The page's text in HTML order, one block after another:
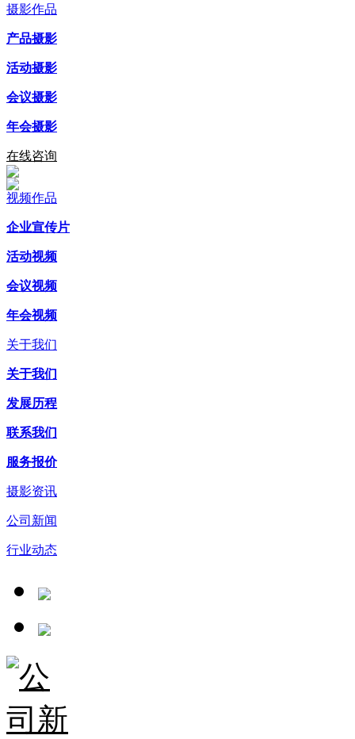
摄影作品
产品摄影
活动摄影
会议摄影
年会摄影
在线咨询
视频作品
企业宣传片
活动视频
会议视频
年会视频
关于我们
关于我们
发展历程
联系我们
服务报价
摄影资讯
公司新闻
行业动态